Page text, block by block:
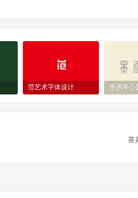
范艺术字体设计 墨洒琴心
茶